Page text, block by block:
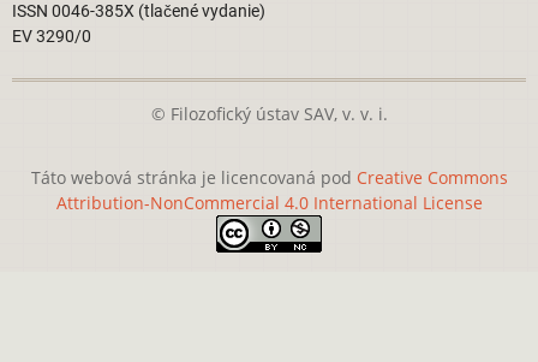
ISSN 0046-385X (tlačené vydanie)
EV 3290/0
© Filozofický ústav SAV, v. v. i.
Táto webová stránka je licencovaná pod Creative Commons
Attribution-NonCommercial 4.0 International License